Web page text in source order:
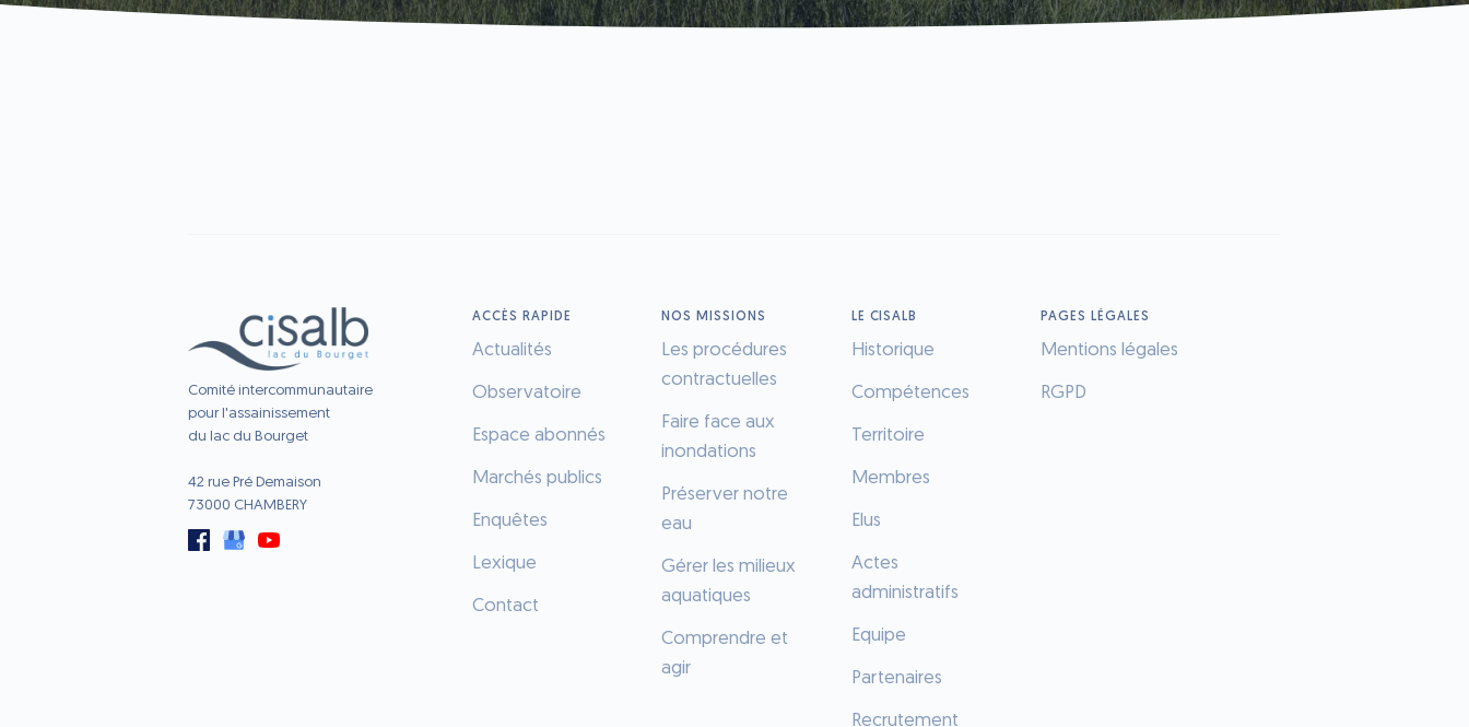
Comité intercommunautaire
pour l'assainissement
du lac du Bourget
42 rue Pré Demaison
73000 CHAMBERY
ACCÈS RAPIDE
Actualités
Observatoire
Espace abonnés
Marchés publics
Enquêtes
Lexique
Contact
NOS MISSIONS
Les procédures
contractuelles
Faire face aux
inondations
Préserver notre
eau
Gérer les milieux
aquatiques
Comprendre et
agir
LE CISALB
Historique
Compétences
Territoire
Membres
Elus
Actes
administratifs
Equipe
Partenaires
Recrutement
PAGES LÉGALES
Mentions légales
RGPD